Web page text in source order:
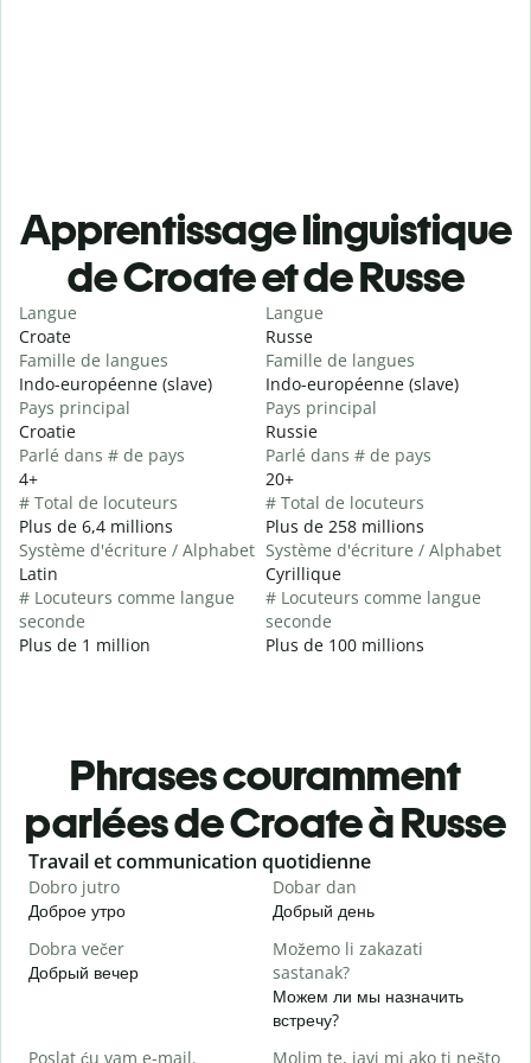
Apprentissage linguistique
de Croate et de Russe
Langue
Croate
Famille de langues
Indo-européenne (slave)
Pays principal
Croatie
Parlé dans # de pays
4+
# Total de locuteurs
Plus de 6,4 millions
Système d'écriture / Alphabet
Latin
# Locuteurs comme langue
seconde
Plus de 1 million
Langue
Russe
Famille de langues
Indo-européenne (slave)
Pays principal
Russie
Parlé dans # de pays
20+
# Total de locuteurs
Plus de 258 millions
Système d'écriture / Alphabet
Cyrillique
# Locuteurs comme langue
seconde
Plus de 100 millions
Phrases couramment
parlées de Croate à Russe
Slide 1 of 6
Travail et communication quotidienne
Dobro jutro
Доброе утро
Dobar dan
Добрый день
Dobra večer
Добрый вечер
Možemo li zakazati
sastanak?
Можем ли мы назначить
встречу?
Poslat ću vam e-mail.
Molim te, javi mi ako ti nešto